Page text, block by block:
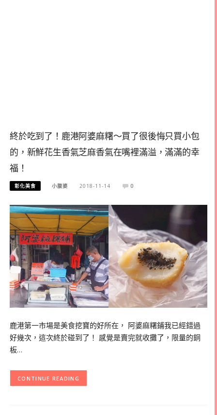
終於吃到了！鹿港阿婆麻糬～買了很後悔只買小包
的，新鮮花生香氣芝麻香氣在嘴裡滿溢，滿滿的幸
福！
彰化美食 小腹婆 2018-11-14 0
鹿港第一市場是美食挖寶的好所在， 阿婆麻糬鋪我已經錯過
好幾次，這次終於碰到了！ 感覺是賣完就收攤了，限量的銅
板…
CONTINUE READING